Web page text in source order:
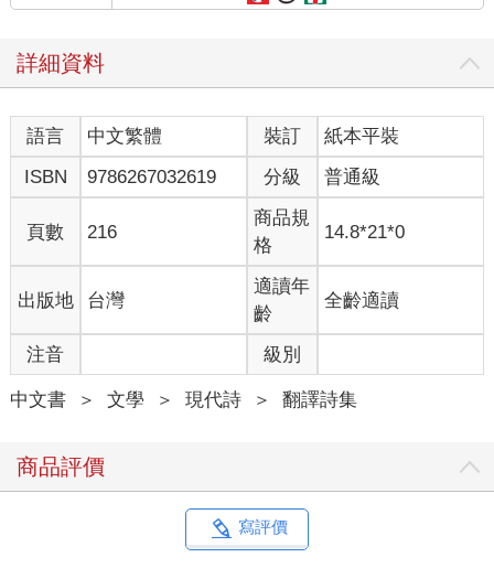
詳細資料
語言 中文繁體 裝訂
紙本平裝
ISBN
9786267032619 分級 普通級
頁數 216
商品規
格
14.8*21*0
出版地 台灣
適讀年
齡
全齡適讀
注音 級別
中文書 ＞ 文學 ＞ 現代詩 ＞ 翻譯詩集
商品評價
寫評價